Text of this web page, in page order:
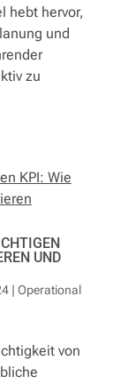
hebt hervor,
und
zu
UND
| Operational
von